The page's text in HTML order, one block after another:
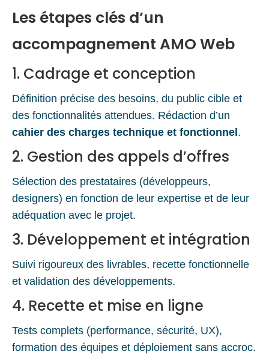
Les étapes clés d’un
accompagnement AMO Web
1. Cadrage et conception
Définition précise des besoins, du public cible et
des fonctionnalités attendues. Rédaction d’un
cahier des charges technique et fonctionnel.
2. Gestion des appels d’offres
Sélection des prestataires (développeurs,
designers) en fonction de leur expertise et de leur
adéquation avec le projet.
3. Développement et intégration
Suivi rigoureux des livrables, recette fonctionnelle
et validation des développements.
4. Recette et mise en ligne
Tests complets (performance, sécurité, UX),
formation des équipes et déploiement sans accroc.